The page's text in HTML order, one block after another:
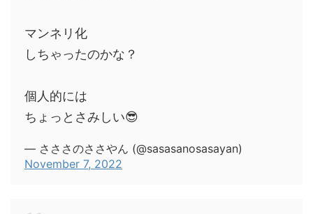
マンネリ化
しちゃったのかな？
個人的には
ちょっとさみしい😎
— さささのささやん (@sasasanosasayan)
November 7, 2022